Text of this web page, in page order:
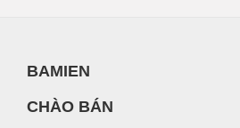
BAMIEN
CHÀO BÁN